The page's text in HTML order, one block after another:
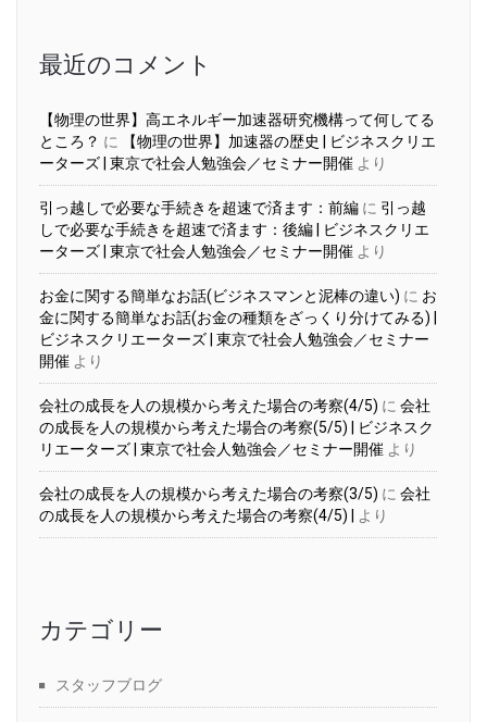
最近のコメント
【物理の世界】高エネルギー加速器研究機構って何してる
ところ？ に
【物理の世界】加速器の歴史 | ビジネスクリエ
ーターズ | 東京で社会人勉強会／セミナー開催 より
引っ越しで必要な手続きを超速で済ます：前編 に 引っ越
しで必要な手続きを超速で済ます：後編 | ビジネスクリエ
ーターズ | 東京で社会人勉強会／セミナー開催 より
お金に関する簡単なお話(ビジネスマンと泥棒の違い) に お
金に関する簡単なお話(お金の種類をざっくり分けてみる) |
ビジネスクリエーターズ | 東京で社会人勉強会／セミナー
開催 より
会社の成長を人の規模から考えた場合の考察(4/5) に 会社
の成長を人の規模から考えた場合の考察(5/5) | ビジネスク
リエーターズ | 東京で社会人勉強会／セミナー開催 より
会社の成長を人の規模から考えた場合の考察(3/5) に 会社
の成長を人の規模から考えた場合の考察(4/5) |
より
カテゴリー
スタッフブログ